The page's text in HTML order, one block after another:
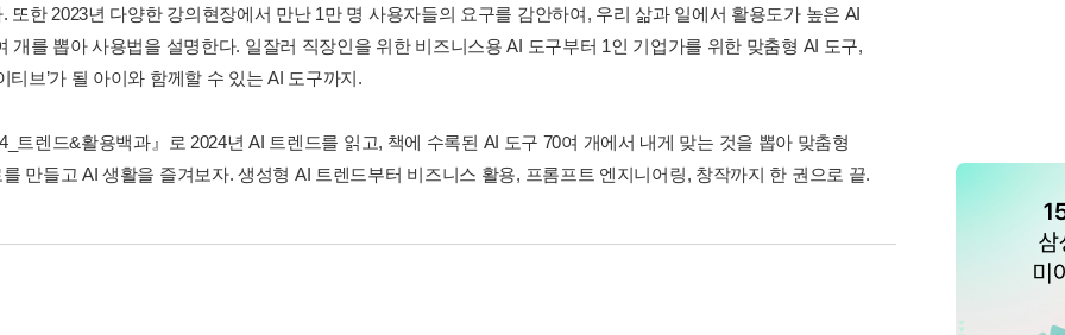
또한 2023년 다양한 강의현장에서 만난 1만 명 사용자들의 요구를 감안하여, 우리 삶과 일에서 활용도가 높은 AI
개를 뽑아 사용법을 설명한다. 일잘러 직장인을 위한 비즈니스용 AI 도구부터 1인 기업가를 위한 맞춤형 AI 도구,
티브’가 될 아이와 함께할 수 있는 AI 도구까지.
트렌드&활용백과』로 2024년 AI 트렌드를 읽고, 책에 수록된 AI 도구 70여 개에서 내게 맞는 것을 뽑아 맞춤형
만들고 AI 생활을 즐겨보자. 생성형 AI 트렌드부터 비즈니스 활용, 프롬프트 엔지니어링, 창작까지 한 권으로 끝.